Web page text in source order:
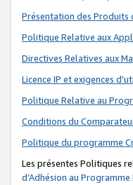
Présentation des Produits
Politique Relative aux
Directives Relatives aux
Licence IP et exigences
Politique Relative au
Conditions du
Politique du programme
Les présentes Politiques
d’Adhésion au